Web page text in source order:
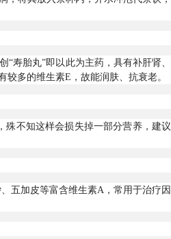
寿胎丸”即以此为主药，具有补肝肾、
多的维生素E，故能润肤、抗衰老。
殊不知这样会损失掉一部分营养，建议
五加皮等富含维生素A，常用于治疗因